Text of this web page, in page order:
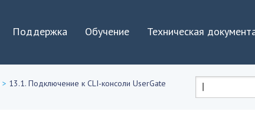
Поддержка Обучение Техническая
> 13.1. Подключение к CLI-консоли UserGate